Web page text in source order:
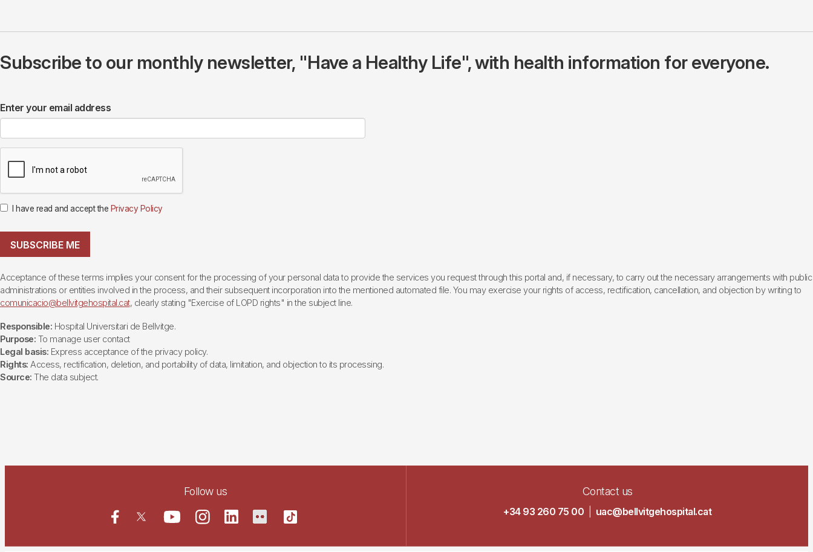
Subscribe to our monthly newsletter, "Have a Healthy Life", with health information for everyone.
Enter your email address
I have read and accept the Privacy Policy
SUBSCRIBE ME
Acceptance of these terms implies your consent for the processing of your personal data to provide the services you request through this portal and, if necessary, to carry out the necessary arrangements with public
administrations or entities involved in the process, and their subsequent incorporation into the mentioned automated file. You may exercise your rights of access, rectification, cancellation, and objection by writing to
comunicacio@bellvitgehospital.cat, clearly stating "Exercise of LOPD rights" in the subject line.
Responsible: Hospital Universitari de Bellvitge.
Purpose: To manage user contact
Legal basis: Express acceptance of the privacy policy.
Rights: Access, rectification, deletion, and portability of data, limitation, and objection to its processing.
Source: The data subject.
Follow us Contact us
+34 93 260 75 00 uac@bellvitgehospital.cat